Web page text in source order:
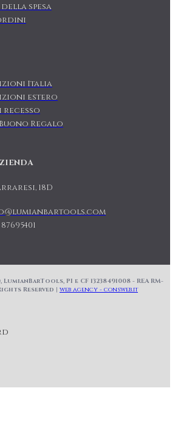
spesa
Italia
estero
Regalo
18D
PI e CF 13238491008 - REA RM-
Reserved | web agency - consweb.it